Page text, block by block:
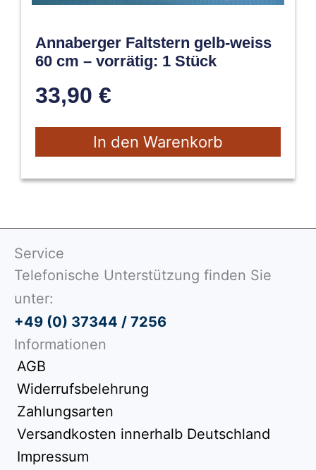
Annaberger Faltstern gelb-weiss
60 cm – vorrätig: 1 Stück
33,90 €
In den Warenkorb
Service
Telefonische Unterstützung finden Sie
unter:
+49 (0) 37344 / 7256
Informationen
AGB
Widerrufsbelehrung
Zahlungsarten
Versandkosten innerhalb Deutschland
Impressum